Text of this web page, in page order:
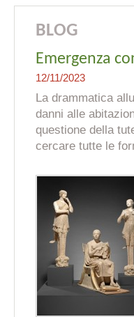
BLOG
Emergenza
12/11/2023
La drammatica
danni alle
questione della
cercare tutte le